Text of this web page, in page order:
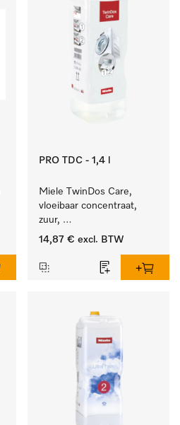
PRO TDC - 1,4 l
Miele TwinDos Care,
vloeibaar concentraat,
zuur,
1,4 l Reinigingsmiddel
doseersysteem.
14,87 € excl. BTW